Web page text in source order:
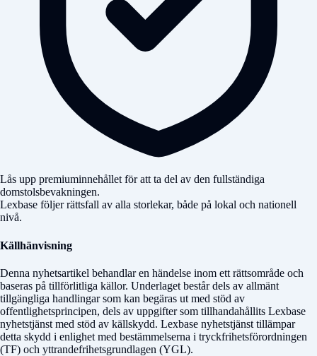
Lås upp premiuminnehållet för att ta del av den fullständiga
domstolsbevakningen.
Lexbase följer rättsfall av alla storlekar, både på lokal och nationell
nivå.
Källhänvisning
Denna nyhetsartikel behandlar en händelse inom ett rättsområde och
baseras på tillförlitliga källor. Underlaget består dels av allmänt
tillgängliga handlingar som kan begäras ut med stöd av
offentlighetsprincipen, dels av uppgifter som tillhandahållits Lexbase
nyhetstjänst med stöd av källskydd. Lexbase nyhetstjänst tillämpar
detta skydd i enlighet med bestämmelserna i tryckfrihetsförordningen
(TF) och yttrandefrihetsgrundlagen (YGL).